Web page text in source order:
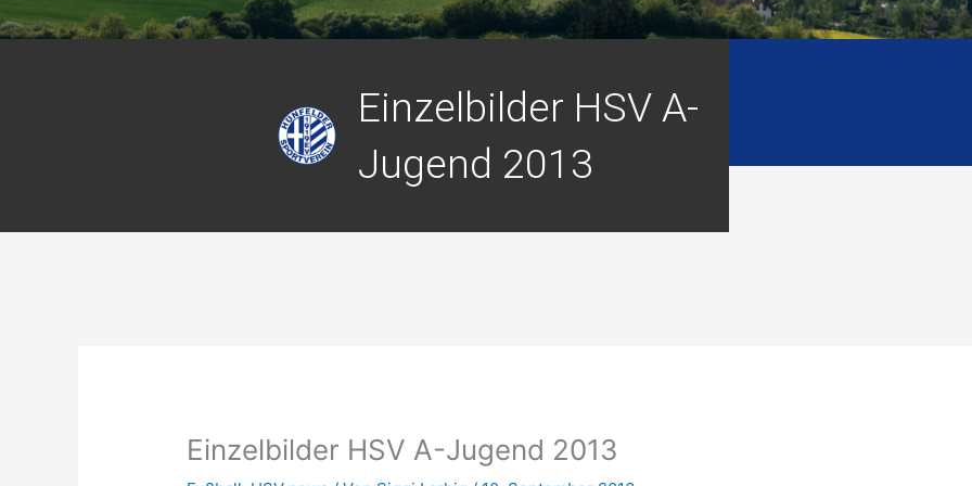
Einzelbilder HSV A-
Jugend 2013
Einzelbilder HSV A-Jugend 2013